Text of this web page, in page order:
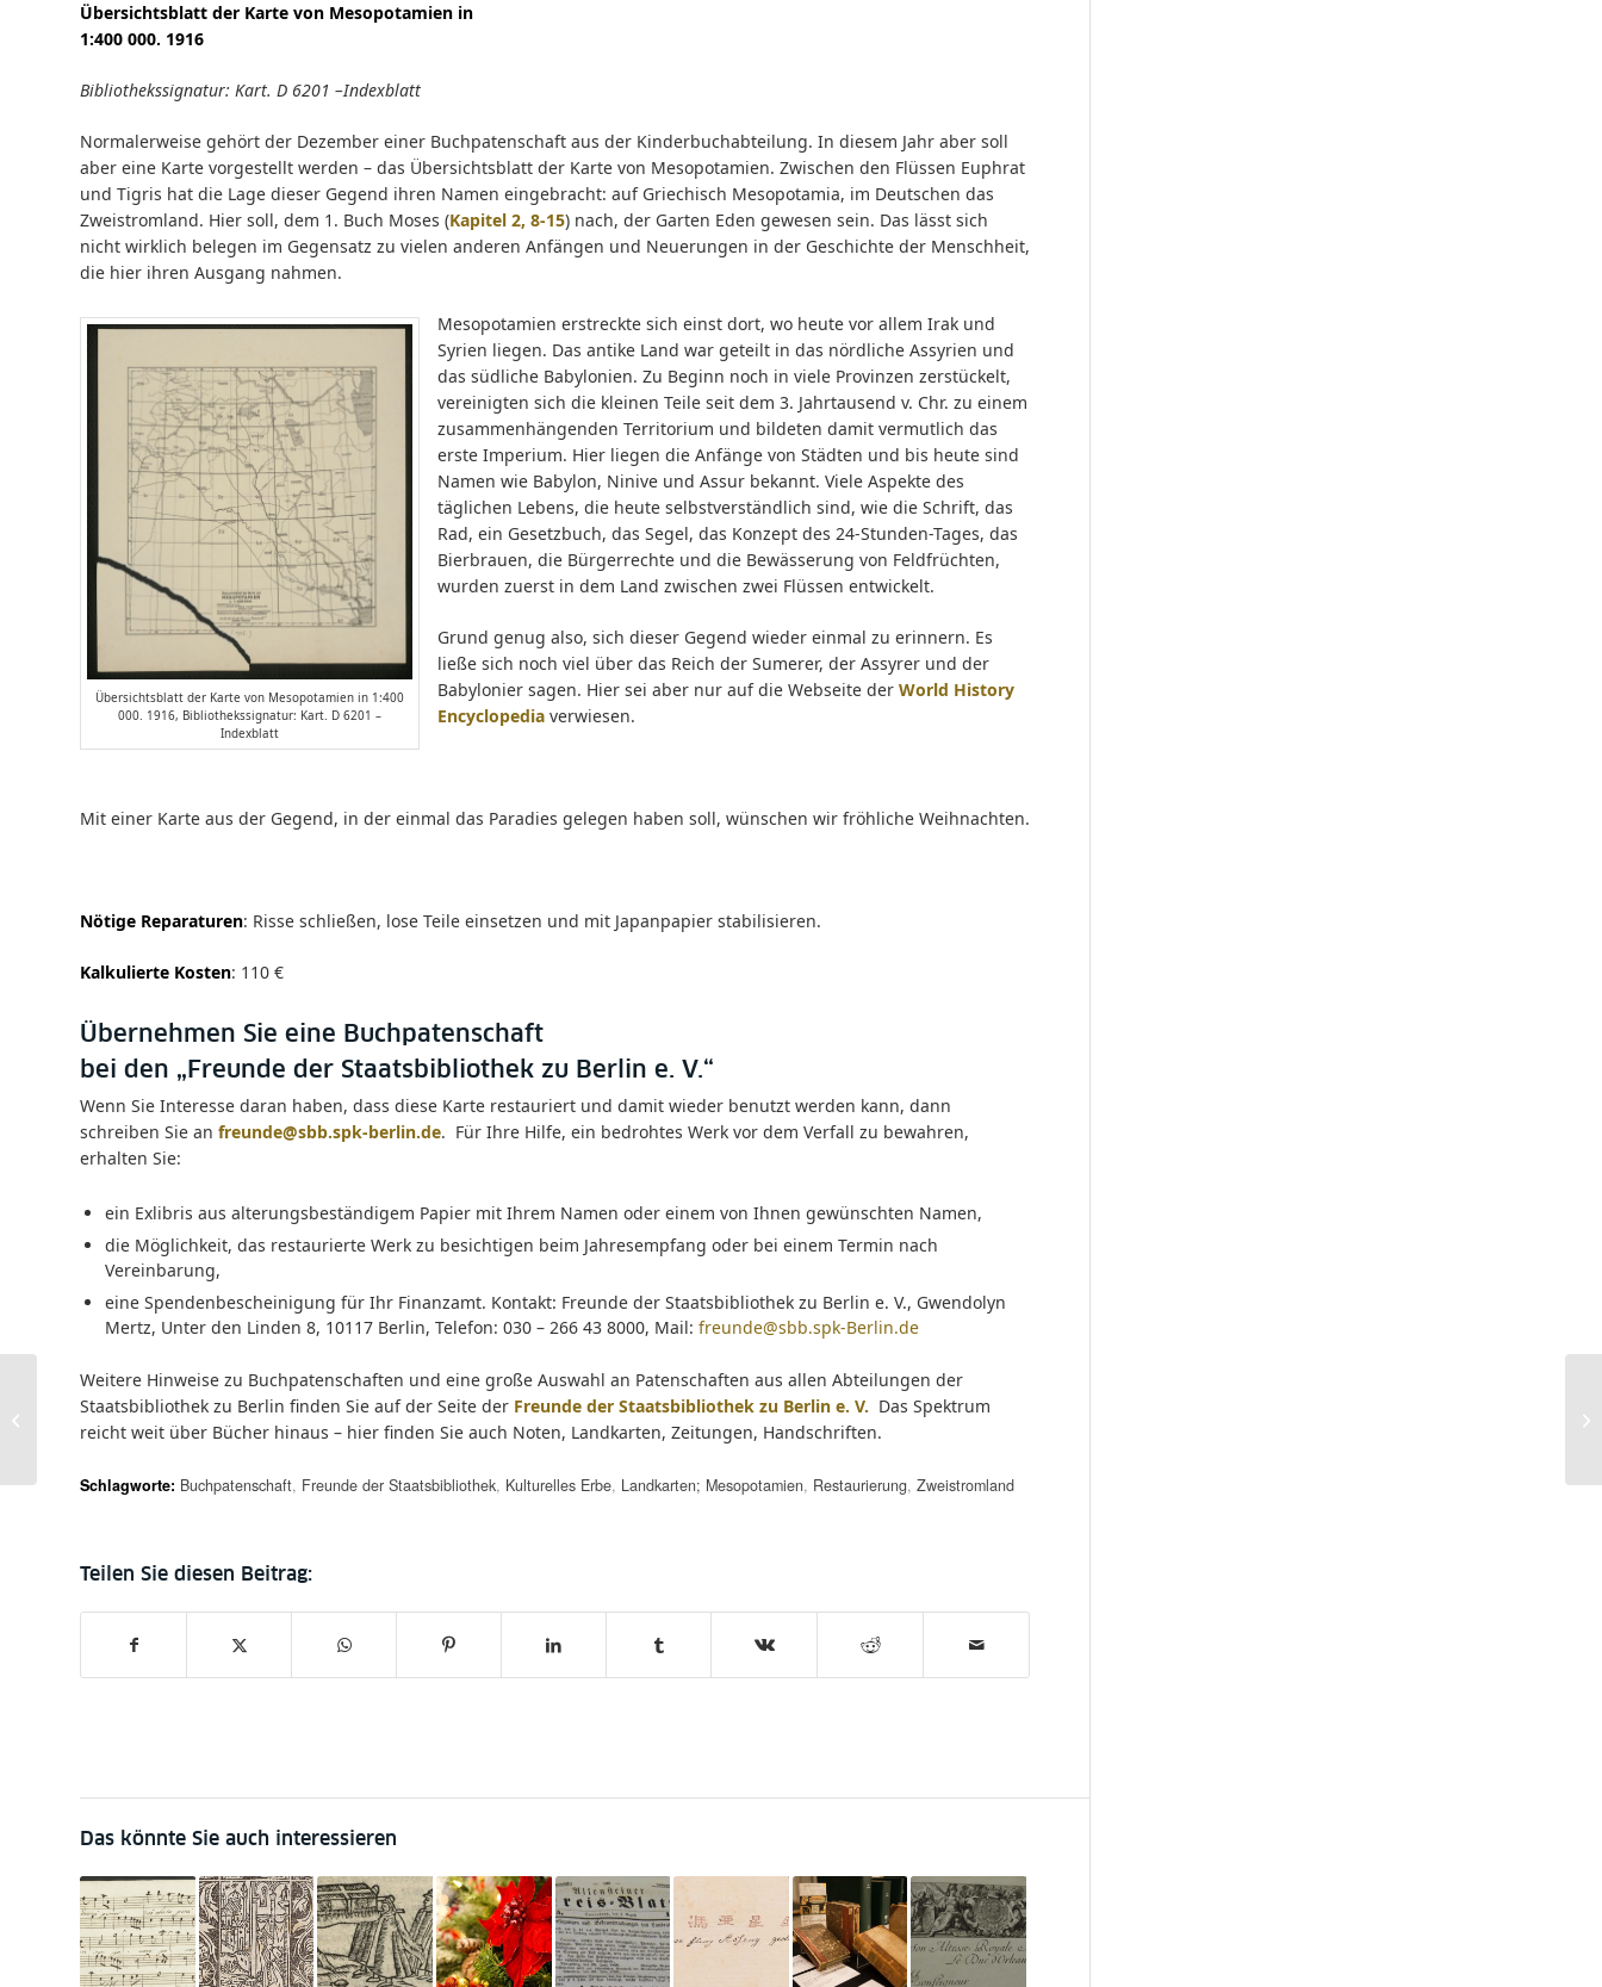
Übersichtsblatt der Karte von Mesopotamien in
1:400 000. 1916
Bibliothekssignatur: Kart. D 6201 –Indexblatt
Normalerweise gehört der Dezember einer Buchpatenschaft aus der Kinderbuchabteilung. In diesem Jahr aber soll
aber eine Karte vorgestellt werden – das Übersichtsblatt der Karte von Mesopotamien. Zwischen den Flüssen Euphrat
und Tigris hat die Lage dieser Gegend ihren Namen eingebracht: auf Griechisch Mesopotamia, im Deutschen das
Zweistromland. Hier soll, dem 1. Buch Moses (Kapitel 2, 8-15) nach, der Garten Eden gewesen sein. Das lässt sich
nicht wirklich belegen im Gegensatz zu vielen anderen Anfängen und Neuerungen in der Geschichte der Menschheit,
die hier ihren Ausgang nahmen.
Übersichtsblatt der Karte von Mesopotamien in 1:400
000. 1916, Bibliothekssignatur: Kart. D 6201 –
Indexblatt
Mesopotamien erstreckte sich einst dort, wo heute vor allem Irak und
Syrien liegen. Das antike Land war geteilt in das nördliche Assyrien und
das südliche Babylonien. Zu Beginn noch in viele Provinzen zerstückelt,
vereinigten sich die kleinen Teile seit dem 3. Jahrtausend v. Chr. zu einem
zusammenhängenden Territorium und bildeten damit vermutlich das
erste Imperium. Hier liegen die Anfänge von Städten und bis heute sind
Namen wie Babylon, Ninive und Assur bekannt. Viele Aspekte des
täglichen Lebens, die heute selbstverständlich sind, wie die Schrift, das
Rad, ein Gesetzbuch, das Segel, das Konzept des 24-Stunden-Tages, das
Bierbrauen, die Bürgerrechte und die Bewässerung von Feldfrüchten,
wurden zuerst in dem Land zwischen zwei Flüssen entwickelt.
Grund genug also, sich dieser Gegend wieder einmal zu erinnern. Es
ließe sich noch viel über das Reich der Sumerer, der Assyrer und der
Babylonier sagen. Hier sei aber nur auf die Webseite der World History
Encyclopedia verwiesen.
Mit einer Karte aus der Gegend, in der einmal das Paradies gelegen haben soll, wünschen wir fröhliche Weihnachten.
Nötige Reparaturen: Risse schließen, lose Teile einsetzen und mit Japanpapier stabilisieren.
Kalkulierte Kosten: 110 €
Übernehmen Sie eine Buchpatenschaft
bei den „Freunde der Staatsbibliothek zu Berlin e. V.“
Wenn Sie Interesse daran haben, dass diese Karte restauriert und damit wieder benutzt werden kann, dann
schreiben Sie an freunde@sbb.spk-berlin.de. Für Ihre Hilfe, ein bedrohtes Werk vor dem Verfall zu bewahren,
erhalten Sie:
ein Exlibris aus alterungsbeständigem Papier mit Ihrem Namen oder einem von Ihnen gewünschten Namen,
die Möglichkeit, das restaurierte Werk zu besichtigen beim Jahresempfang oder bei einem Termin nach
Vereinbarung,
eine Spendenbescheinigung für Ihr Finanzamt. Kontakt: Freunde der Staatsbibliothek zu Berlin e. V., Gwendolyn
Mertz, Unter den Linden 8, 10117 Berlin, Telefon: 030 – 266 43 8000, Mail: freunde@sbb.spk-Berlin.de
Weitere Hinweise zu Buchpatenschaften und eine große Auswahl an Patenschaften aus allen Abteilungen der
Staatsbibliothek zu Berlin finden Sie auf der Seite der Freunde der Staatsbibliothek zu Berlin e. V. Das Spektrum
reicht weit über Bücher hinaus – hier finden Sie auch Noten, Landkarten, Zeitungen, Handschriften.
Schlagworte: Buchpatenschaft, Freunde der Staatsbibliothek, Kulturelles Erbe, Landkarten; Mesopotamien, Restaurierung, Zweistromland
Das könnte Sie auch interessieren
Die Digitalisierten
Sammlungen, der
Kalliope Verbundkatalog